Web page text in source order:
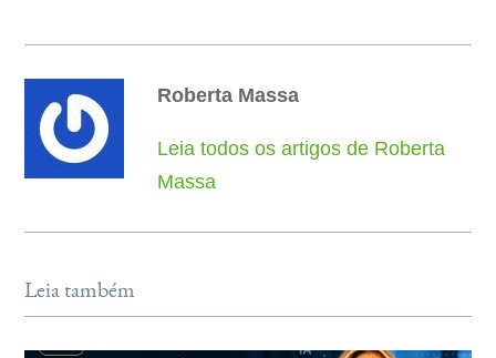
Roberta Massa
Leia todos os artigos de Roberta
Massa
Leia também